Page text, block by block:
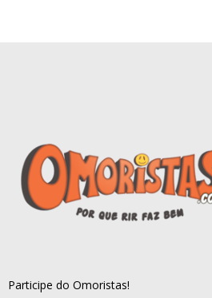
Participe do Omoristas!